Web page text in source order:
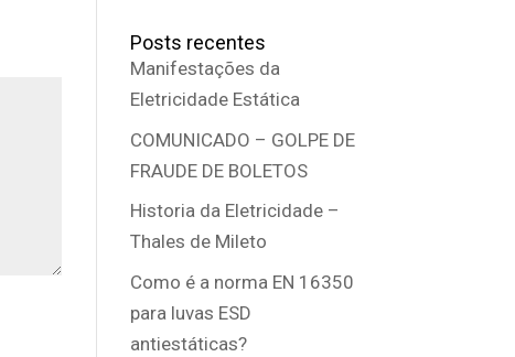
Posts recentes
Manifestações da
Eletricidade Estática
COMUNICADO – GOLPE DE
FRAUDE DE BOLETOS
Historia da Eletricidade –
Thales de Mileto
Como é a norma EN 16350
para luvas ESD
antiestáticas?